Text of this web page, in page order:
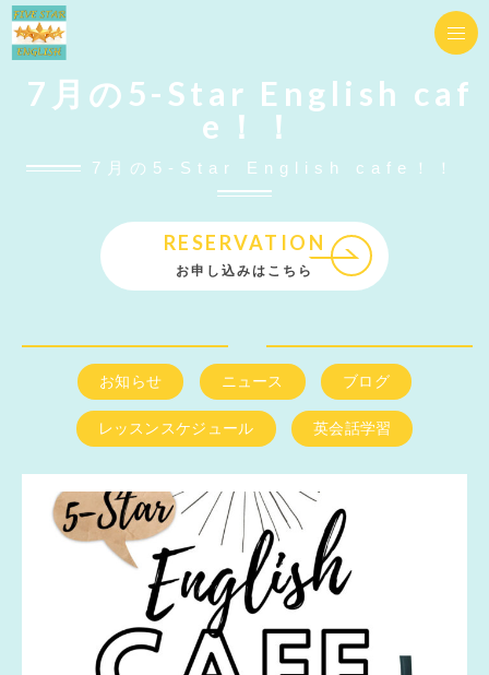
7月の5-Star English caf
e！！
7月の5-Star English cafe！！
RESERVATION
お申し込みはこちら
お知らせ ニュース ブログ
レッスンスケジュール 英会話学習